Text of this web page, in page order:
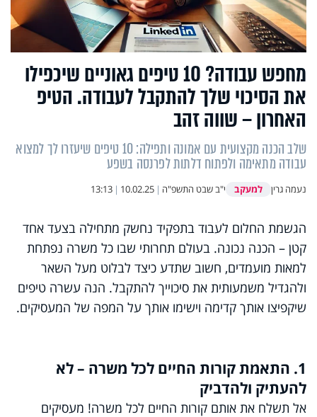
מחפש עבודה? 10 טיפים גאוניים שיכפילו
את הסיכוי שלך להתקבל לעבודה. הטיפ
האחרון – שווה זהב
שלב הכנה מקצועית עם אמונה ותפילה: 10 טיפים שיעזרו לך למצוא
עבודה מתאימה ולפתוח דלתות לפרנסה בשפע
נעמה גרין למעקב י"ב שבט התשפ"ה |
10.02.25
|
13:13
הגשמת החלום לעבוד בתפקיד נחשק מתחילה בצעד אחד
קטן – הכנה נכונה. בעולם תחרותי שבו כל משרה נפתחת
למאות מועמדים, חשוב שתדע כיצד לבלוט מעל השאר
ולהגדיל משמעותית את סיכוייך להתקבל. הנה עשרה טיפים
שיקפיצו אותך קדימה וישימו אותך על המפה של המעסיקים.
1. התאמת קורות החיים לכל משרה – לא
להעתיק ולהדביק
אל תשלח את אותם קורות החיים לכל משרה! מעסיקים